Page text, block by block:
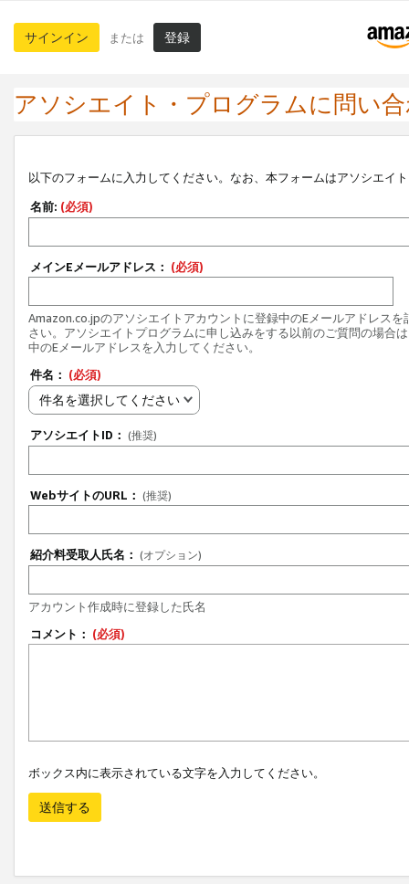
サインイン または 登録
アソシエイト・プログラムに問い
以下のフォームに入力してください。なお、本フォームはアソシエイ
名前: (必須)
メインEメールアドレス： (必須)
Amazon.co.jpのアソシエイトアカウントに登録中のEメールアドレスを
さい。アソシエイトプログラムに申し込みをする以前のご質問の場合
中のEメールアドレスを入力してください。
件名： (必須)
件名を選択してください
アソシエイトID： (推奨)
WebサイトのURL： (推奨)
紹介料受取人氏名： (オプション)
アカウント作成時に登録した氏名
コメント： (必須)
ボックス内に表示されている文字を入力してください。
送信する